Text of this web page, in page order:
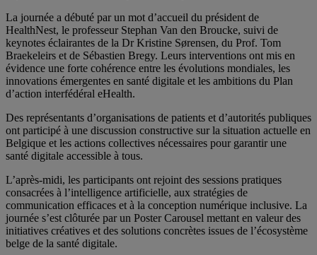
La journée a débuté par un mot d’accueil du président de
HealthNest, le professeur Stephan Van den Broucke, suivi de
keynotes éclairantes de la Dr Kristine Sørensen, du Prof. Tom
Braekeleirs et de Sébastien Bregy. Leurs interventions ont mis en
évidence une forte cohérence entre les évolutions mondiales, les
innovations émergentes en santé digitale et les ambitions du Plan
d’action interfédéral eHealth.
Des représentants d’organisations de patients et d’autorités publiques
ont participé à une discussion constructive sur la situation actuelle en
Belgique et les actions collectives nécessaires pour garantir une
santé digitale accessible à tous.
L’après‑midi, les participants ont rejoint des sessions pratiques
consacrées à l’intelligence artificielle, aux stratégies de
communication efficaces et à la conception numérique inclusive. La
journée s’est clôturée par un Poster Carousel mettant en valeur des
initiatives créatives et des solutions concrètes issues de l’écosystème
belge de la santé digitale.